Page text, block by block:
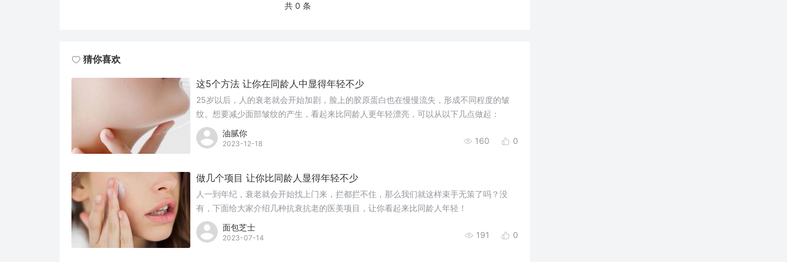
共 0 条
猜你喜欢
这5个方法 让你在同龄人中显得年轻不少
25岁以后，人的衰老就会开始加剧，脸上的胶原蛋白也在慢慢流失，形成不同程度的皱
纹。想要减少面部皱纹的产生，看起来比同龄人更年轻漂亮，可以从以下几点做起：
油腻你
2023-12-18 160 0
做几个项目 让你比同龄人显得年轻不少
人一到年纪，衰老就会开始找上门来，拦都拦不住，那么我们就这样束手无策了吗？没
有，下面给大家介绍几种抗衰抗老的医美项目，让你看起来比同龄人年轻！
面包芝士
2023-07-14 191 0